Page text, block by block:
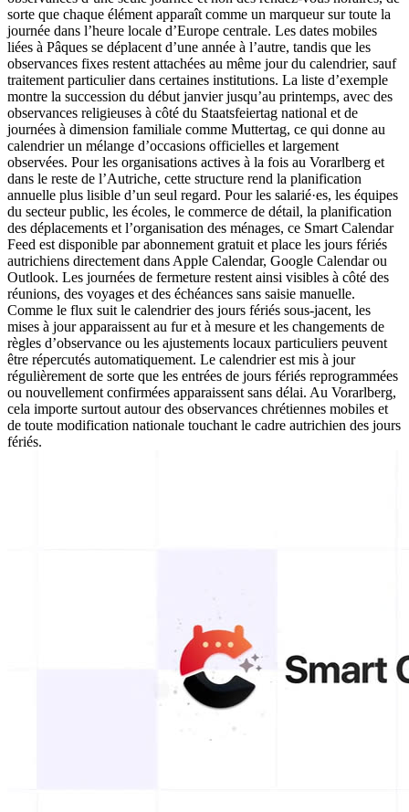
sorte que chaque élément apparaît comme un marqueur sur toute la
journée dans l’heure locale d’Europe centrale. Les dates mobiles
liées à Pâques se déplacent d’une année à l’autre, tandis que les
observances fixes restent attachées au même jour du calendrier, sauf
traitement particulier dans certaines institutions. La liste d’exemple
montre la succession du début janvier jusqu’au printemps, avec des
observances religieuses à côté du Staatsfeiertag national et de
journées à dimension familiale comme Muttertag, ce qui donne au
calendrier un mélange d’occasions officielles et largement
observées. Pour les organisations actives à la fois au Vorarlberg et
dans le reste de l’Autriche, cette structure rend la planification
annuelle plus lisible d’un seul regard. Pour les salarié·es, les équipes
du secteur public, les écoles, le commerce de détail, la planification
des déplacements et l’organisation des ménages, ce Smart Calendar
Feed est disponible par abonnement gratuit et place les jours fériés
autrichiens directement dans Apple Calendar, Google Calendar ou
Outlook. Les journées de fermeture restent ainsi visibles à côté des
réunions, des voyages et des échéances sans saisie manuelle.
Comme le flux suit le calendrier des jours fériés sous-jacent, les
mises à jour apparaissent au fur et à mesure et les changements de
règles d’observance ou les ajustements locaux particuliers peuvent
être répercutés automatiquement. Le calendrier est mis à jour
régulièrement de sorte que les entrées de jours fériés reprogrammées
ou nouvellement confirmées apparaissent sans délai. Au Vorarlberg,
cela importe surtout autour des observances chrétiennes mobiles et
de toute modification nationale touchant le cadre autrichien des jours
fériés.